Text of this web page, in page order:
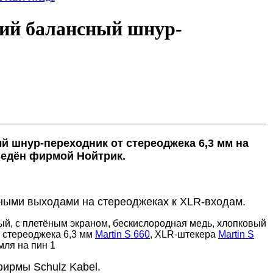
балансный шнур-
шнур-переходник от стереоджека 6,3 мм на
фирмой Нойтрик.
выходами на стереоджеках к XLR-входам.
с плетёным экраном, бескислородная медь, хлопковый
6,3 мм Martin S 660, XLR-штекера Martin S
на пин 1
Schulz Kabel.